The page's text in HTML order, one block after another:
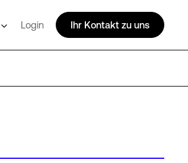
Login Ihr Kontakt zu uns